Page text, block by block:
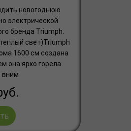
новогоднюю
электрической
бренда Triumph.
свет)Triumph
1600 см создана
она ярко горела
вним